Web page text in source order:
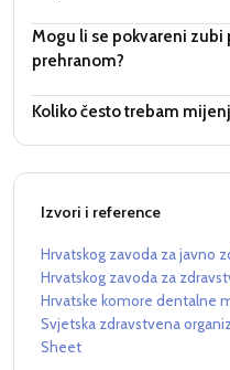
Mogu li se pokvareni zubi
prehranom?
Koliko često trebam
Izvori i reference
Hrvatskog zavoda za javno
Hrvatskog zavoda za
Hrvatske komore dentalne
Svjetska zdravstvena
Sheet